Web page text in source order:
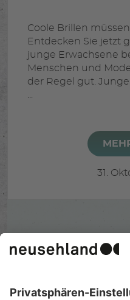
Coole Brillen
Entdecken Sie jetzt
junge Erwachsene
Menschen und
der Regel gut.
31.
«